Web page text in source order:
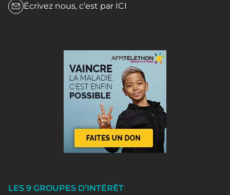
Écrivez nous, c’est par ICI
LES 9 GROUPES D’INTÉRÊT